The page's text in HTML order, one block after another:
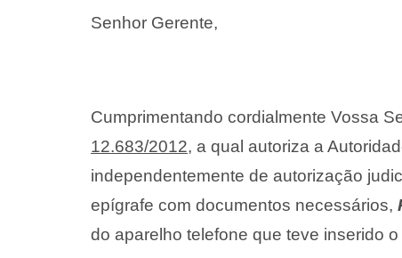
Senhor Gerente,
Cumprimentando cordialmente Vossa
12.683/2012, a qual autoriza a
independentemente de autorização
epígrafe com documentos necessários,
do aparelho telefone que teve inserido